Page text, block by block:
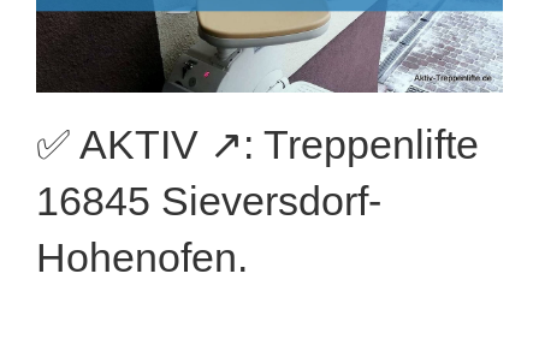
✅ AKTIV ↗️: Treppenlifte
16845 Sieversdorf-
Hohenofen.